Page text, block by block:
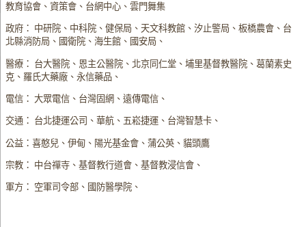
教育協會、資策會、台網中心、雲門舞集
政府： 中研院、中科院、健保局、天文科教館、汐止警局、板橋農會、台
北縣消防局、國衛院、海生館、國安局、
醫療： 台大醫院、恩主公醫院、北京同仁堂、埔里基督教醫院、葛蘭素史
克、羅氏大藥廠、永信藥品、
電信： 大眾電信、台灣固網、遠傳電信、
交通： 台北捷運公司、華航、五崧捷運、台灣智慧卡、
公益：喜憨兒、伊甸、陽光基金會、蒲公英、貓頭鷹
宗教： 中台禪寺、基督教行道會、基督教浸信會、
軍方： 空軍司令部、國防醫學院、